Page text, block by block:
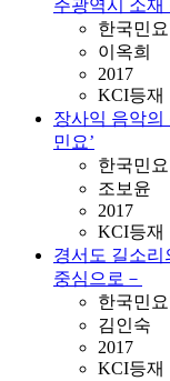
주광역시 소재
한국민요
이옥희
2017
KCI등재
장사익 음악의
민요’
한국민요
조보윤
2017
KCI등재
경서도 길소리
중심으로－
한국민요
김인숙
2017
KCI등재